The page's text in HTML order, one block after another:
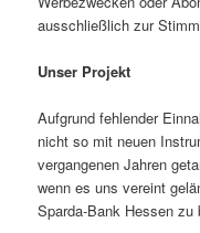
ausschließlich zur
Unser Projekt
Aufgrund fehlender
nicht so mit neuen
vergangenen Jahren
wenn es uns vereint
Sparda-Bank Hessen zu